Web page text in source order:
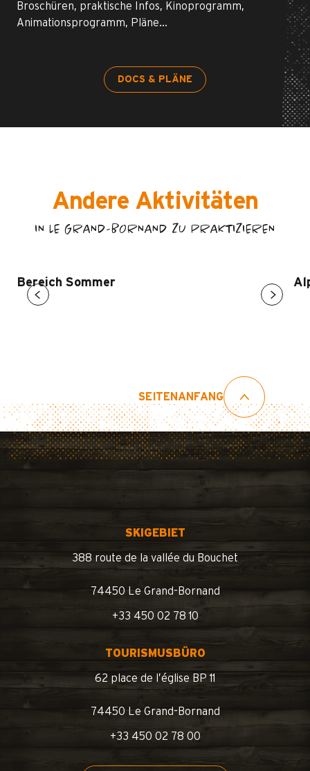
Broschüren, praktische Infos, Kinoprogramm,
Animationsprogramm, Pläne…
DOCS & PLÄNE
Andere Aktivitäten
IN LE GRAND-BORNAND ZU PRAKTIZIEREN
Bereich Sommer
SEITENANFANG
SKIGEBIET
388 route de la vallée du Bouchet
74450 Le Grand-Bornand
+33 450 02 78 10
TOURISMUSBÜRO
62 place de l’église BP 11
74450 Le Grand-Bornand
+33 450 02 78 00